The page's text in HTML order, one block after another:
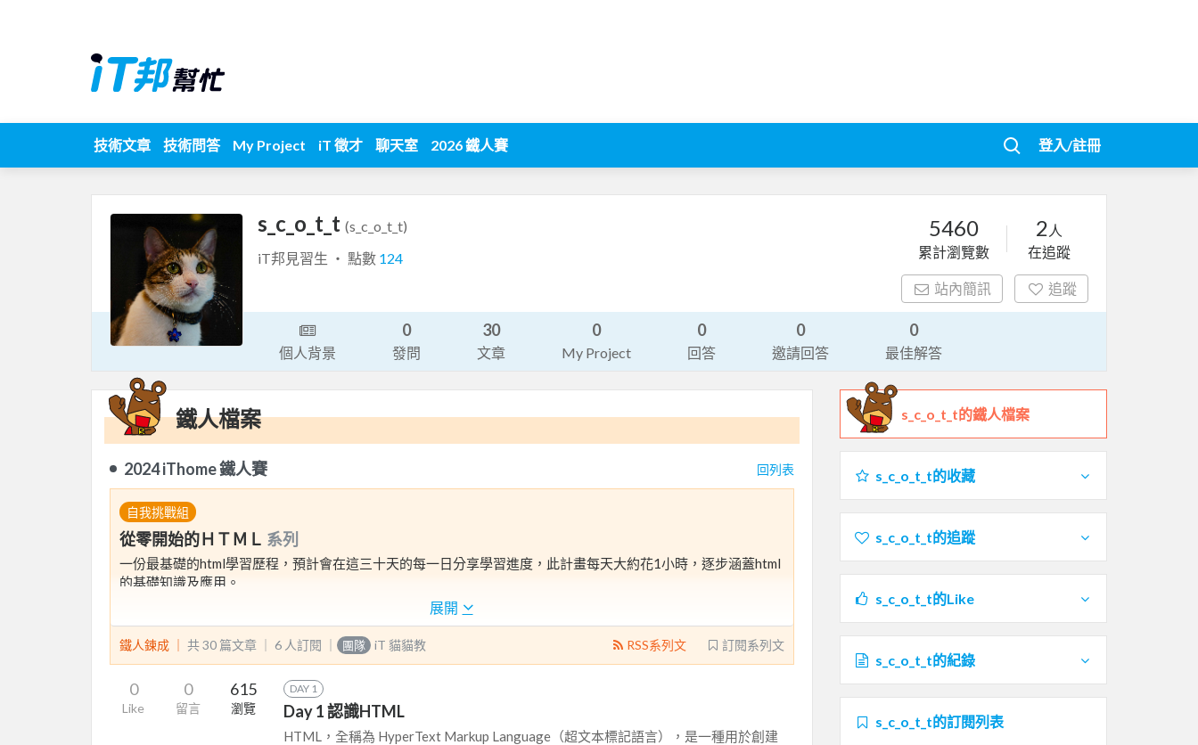
技術文章 技術問答 My Project iT 徵才 聊天室 2026 鐵人賽 登入/註冊
s_c_o_t_t (s_c_o_t_t)
iT邦見習生 ‧ 點數 124
5460
累計瀏覽數
2 人
在追蹤
站內簡訊 追蹤
個人背景
0
發問
30
文章
0
My Project
0
回答
0
邀請回答
0
最佳解答
鐵人檔案
2024 iThome 鐵人賽 回列表
自我挑戰組
從零開始的ＨＴＭＬ 系列
一份最基礎的html學習歷程，預計會在這三十天的每一日分享學習進度，此計畫每天大約花1小時，逐步涵蓋html
的基礎知識及應用。
展開
鐵人鍊成 ｜ 共 30 篇文章 ｜ 6 人訂閱 訂閱系列文
RSS系列文
團隊 iT 貓貓教
0
Like
0
留言
615
瀏覽
DAY 1
Day 1 認識HTML
HTML，全稱為 HyperText Markup Language（超文本標記語言），是一種用於創建
s_c_o_t_t的鐵人檔案
s_c_o_t_t的收藏
s_c_o_t_t的追蹤
s_c_o_t_t的Like
s_c_o_t_t的紀錄
s_c_o_t_t的訂閱列表